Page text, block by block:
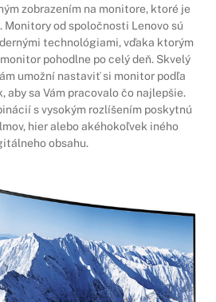
zobrazením na monitore, ktoré je
Monitory od spoločnosti Lenovo sú
technológiami, vďaka ktorým
pohodlne po celý deň. Skvelý
umožní nastaviť si monitor podľa
aby sa Vám pracovalo čo najlepšie.
s vysokým rozlíšením poskytnú
hier alebo akéhokoľvek iného
obsahu.